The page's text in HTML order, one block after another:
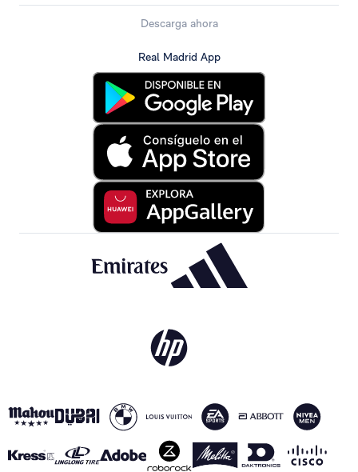
Descarga ahora
Real Madrid App